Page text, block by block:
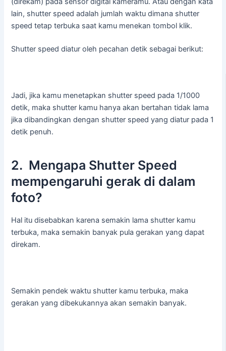
lain, shutter speed adalah jumlah waktu dimana shutter
speed tetap terbuka saat kamu menekan tombol klik.
Shutter speed diatur oleh pecahan detik sebagai berikut:
Jadi, jika kamu menetapkan shutter speed pada 1/1000
detik, maka shutter kamu hanya akan bertahan tidak lama
jika dibandingkan dengan shutter speed yang diatur pada 1
detik penuh.
2. Mengapa Shutter Speed
mempengaruhi gerak di dalam
foto?
Hal itu disebabkan karena semakin lama shutter kamu
terbuka, maka semakin banyak pula gerakan yang dapat
direkam.
Semakin pendek waktu shutter kamu terbuka, maka
gerakan yang dibekukannya akan semakin banyak.